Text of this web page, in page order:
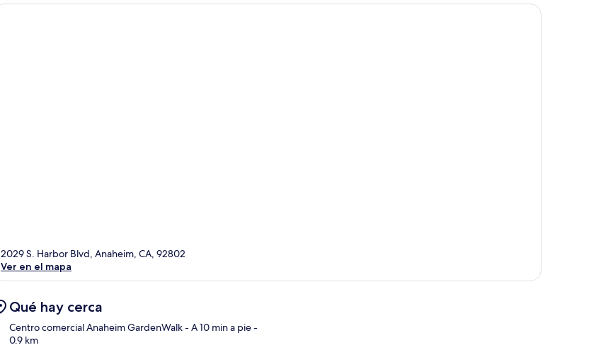
2029 S. Harbor Blvd, Anaheim, CA, 92802
Ver en el mapa
Qué hay cerca
Centro comercial Anaheim GardenWalk- A 10 min a pie-
0.9 km